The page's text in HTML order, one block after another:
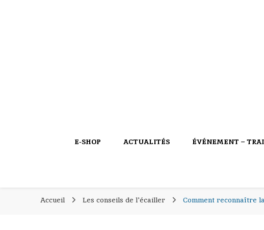
PIERROT
E-SHOP ACTUALITÉS ÉVÉNEMENT –
Accueil Les conseils de l'écailler Comment reconnaître